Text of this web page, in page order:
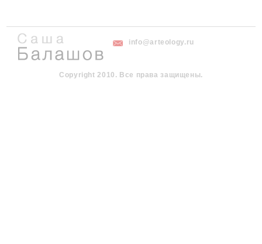
info@arteology.ru
Copyright 2010. Все права защищены.